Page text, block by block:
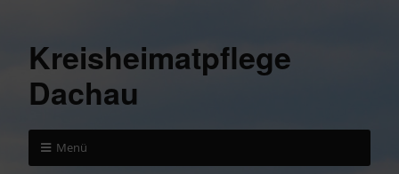
Kreisheimatpflege
Dachau
Menü